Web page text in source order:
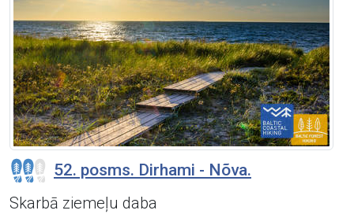
52. posms. Dirhami - Nõva.
Skarbā ziemeļu daba